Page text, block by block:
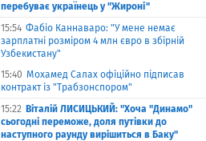
перебуває українець у "Жироні"
15:54 Фабіо Каннаваро: "У мене немає
зарплатні розміром 4 млн євро в збірній
Узбекистану"
15:40 Мохамед Салах офіційно підписав
контракт із "Трабзонспором"
15:22 Віталій ЛИСИЦЬКИЙ: "Хоча "Динамо"
сьогодні переможе, доля путівки до
наступного раунду вирішиться в Баку"